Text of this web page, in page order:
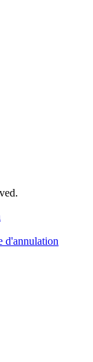
d'annulation